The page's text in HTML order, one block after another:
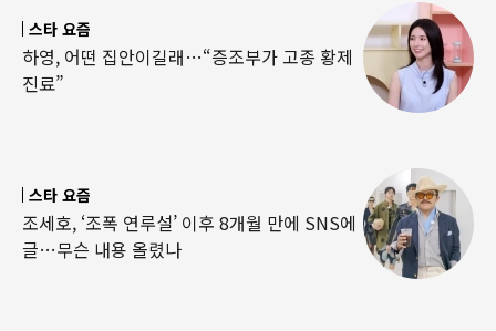
스타 요즘
하영, 어떤 집안이길래…“증조부가 고종 황제
진료”
스타 요즘
조세호, ‘조폭 연루설’ 이후 8개월 만에 SNS에
글…무슨 내용 올렸나